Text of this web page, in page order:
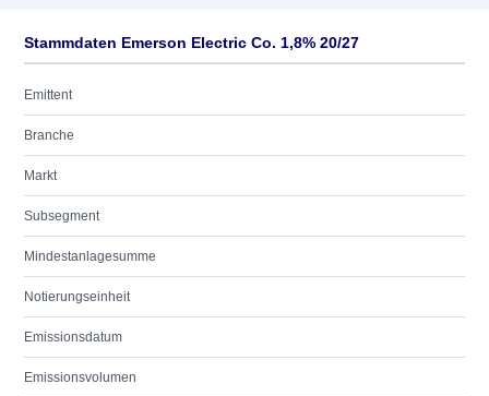
Stammdaten Emerson Electric Co. 1,8% 20/27
Emittent
Branche
Markt
Subsegment
Mindestanlagesumme
Notierungseinheit
Emissionsdatum
Emissionsvolumen